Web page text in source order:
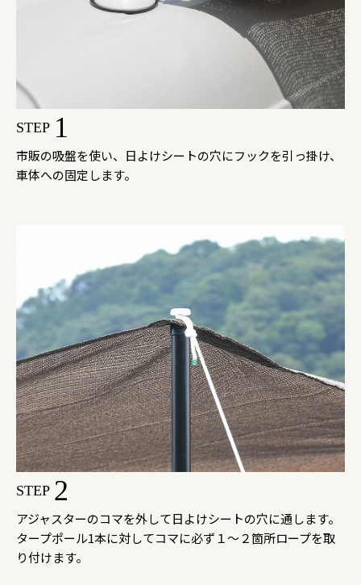
STEP 1
市販の吸盤を使い、日よけシートの穴にフックを引っ掛け、
車体への固定します。
STEP 2
アジャスターのコマを外して日よけシートの穴に通します。
タープポール1本に対してコマに必ず１～２箇所ロープを取
り付けます。